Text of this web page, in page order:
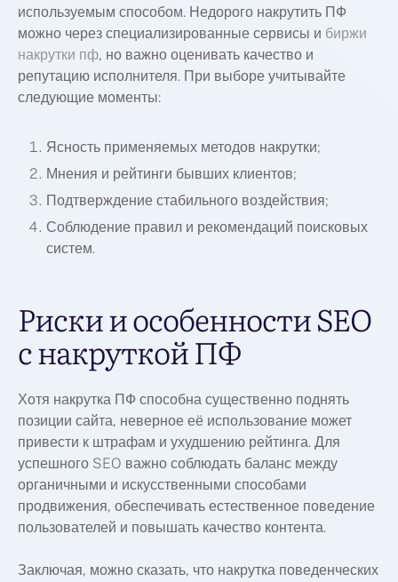
используемым способом. Недорого накрутить ПФ
можно через специализированные сервисы и биржи
накрутки пф, но важно оценивать качество и
репутацию исполнителя. При выборе учитывайте
следующие моменты:
Ясность применяемых методов накрутки;
Мнения и рейтинги бывших клиентов;
Подтверждение стабильного воздействия;
Соблюдение правил и рекомендаций поисковых
систем.
Риски и особенности SEO
с накруткой ПФ
Хотя накрутка ПФ способна существенно поднять
позиции сайта, неверное её использование может
привести к штрафам и ухудшению рейтинга. Для
успешного SEO важно соблюдать баланс между
органичными и искусственными способами
продвижения, обеспечивать естественное поведение
пользователей и повышать качество контента.
Заключая, можно сказать, что накрутка поведенческих